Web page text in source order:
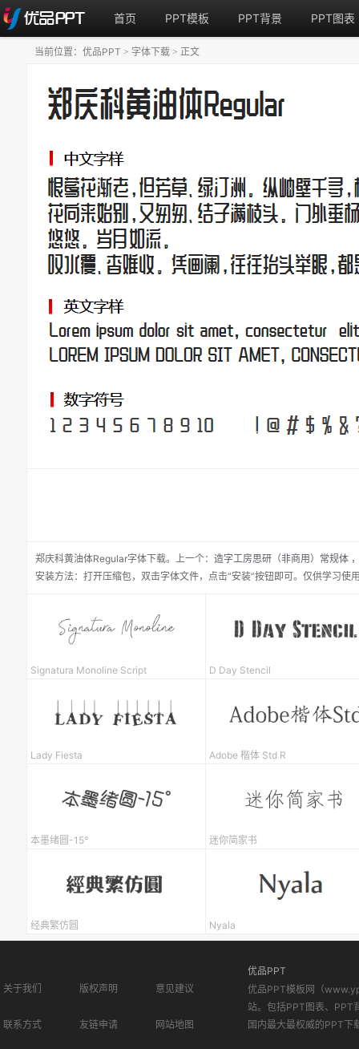
首页 PPT模板 PPT背景 PPT图表
郑庆科黄油体Regular字体下载。 上一个： 造字工房思研（非商用）常规体
安装方法：打开压缩包，双击字体文件，点击“安装”按钮即可。仅供学习使
当前位置： 优品PPT > 字体下载 > 正文
Signatura Monoline Script D Day Stencil
Lady Fiesta Adobe 楷体 Std R
本墨绪圆-15° 迷你简家书
经典繁仿圆 Nyala
关于我们 版权声明 意见建议
联系方式 友链申请 网站地图
优品PPT
优品PPT模板网（
站。包括PPT图表、PPT
国内最大最权威的PPT下